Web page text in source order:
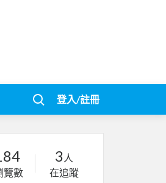
登入/註冊
覽數
3 人
在追蹤